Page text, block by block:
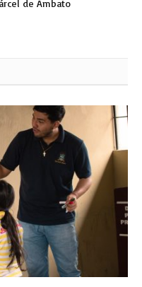
de Ambato